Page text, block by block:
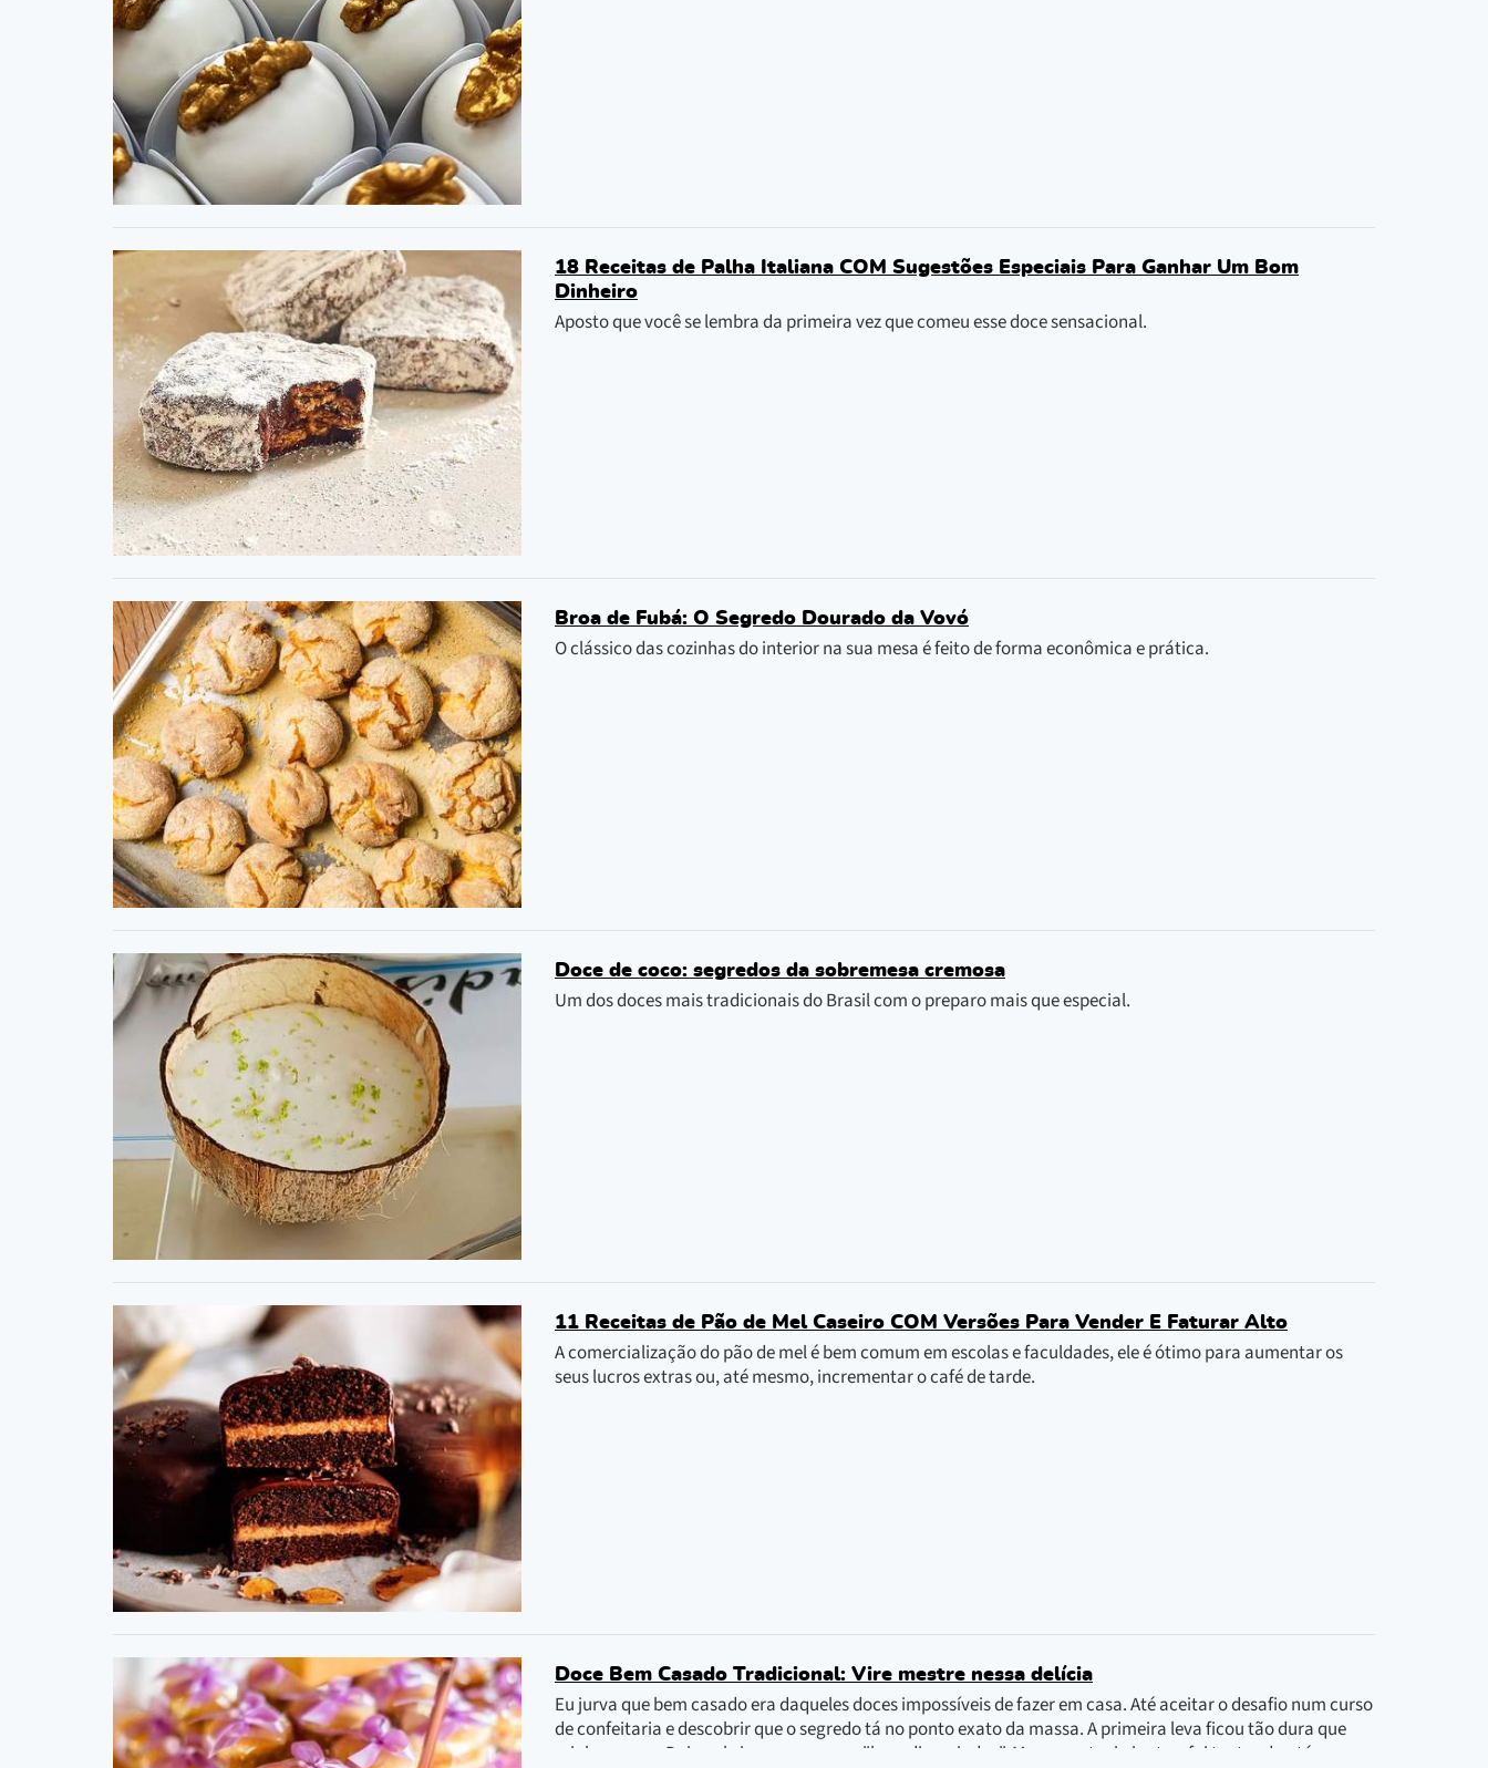
18 Receitas de Palha Italiana COM Sugestões Especiais Para Ganhar Um Bom
Dinheiro
Aposto que você se lembra da primeira vez que comeu esse doce sensacional.
Broa de Fubá: O Segredo Dourado da Vovó
O clássico das cozinhas do interior na sua mesa é feito de forma econômica e prática.
Doce de coco: segredos da sobremesa cremosa
Um dos doces mais tradicionais do Brasil com o preparo mais que especial.
11 Receitas de Pão de Mel Caseiro COM Versões Para Vender E Faturar Alto
A comercialização do pão de mel é bem comum em escolas e faculdades, ele é ótimo para aumentar os
seus lucros extras ou, até mesmo, incrementar o café de tarde.
Doce Bem Casado Tradicional: Vire mestre nessa delícia
Eu jurva que bem casado era daqueles doces impossíveis de fazer em casa. Até aceitar o desafio num curso
de confeitaria e descobrir que o segredo tá no ponto exato da massa. A primeira leva ficou tão dura que
minha esposa Daiane brincou que eram "bem divorciados". Mas a gente riu junto e fui tentando até